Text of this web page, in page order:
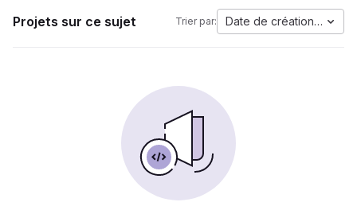
Projets sur ce sujet Trier par: Date de création la plus